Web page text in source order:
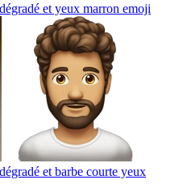
et yeux marron emoji
et barbe courte yeux